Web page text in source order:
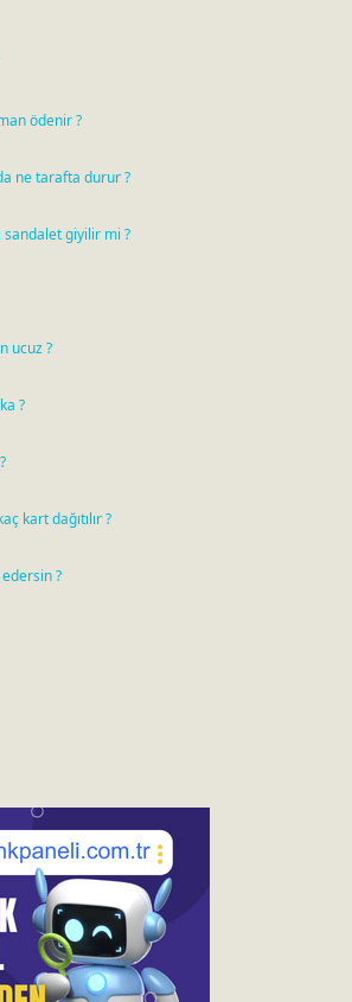
ödenir ?
ne tarafta durur ?
sandalet giyilir mi ?
ucuz ?
?
kart dağıtılır ?
edersin ?